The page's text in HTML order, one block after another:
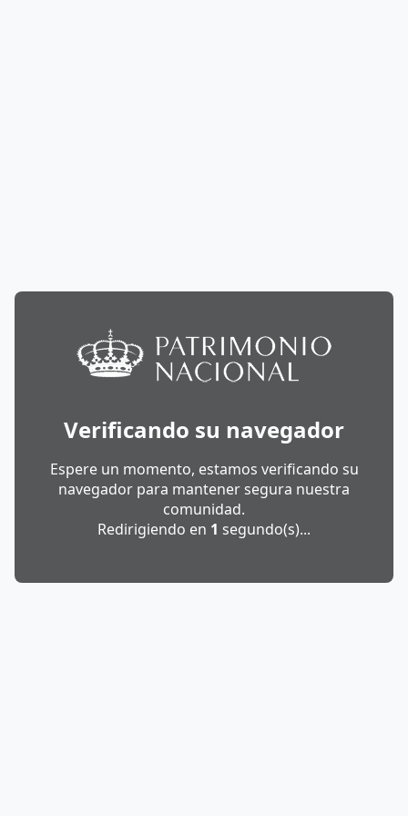
Verificando su navegador
Espere un momento, estamos verificando su
navegador para mantener segura nuestra
comunidad.
Redirigiendo en 1 segundo(s)...